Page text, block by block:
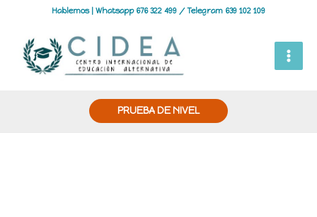
Hablemos | Whatsapp 676 322 499 / Telegram 639 102 109
PRUEBA DE NIVEL